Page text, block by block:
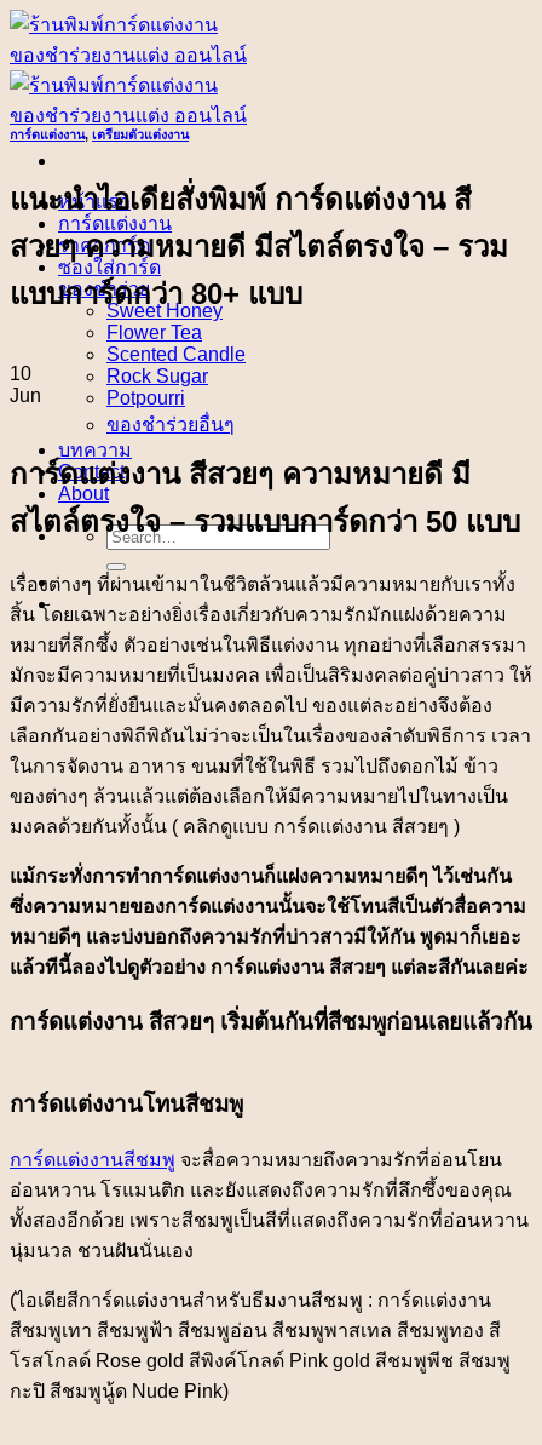
Skip
content
หน้าแรก
การ์ดแต่งงาน
ราคาการ์ด
ซองใส่การ์ด
ของชำร่วย
Sweet Honey
Flower Tea
Scented Candle
Rock Sugar
Potpourri
ของชำร่วยอื่นๆ
บทความ
Contact
About
Search
for:
การ์ดแต่งงาน, เตรียมตัวแต่งงาน
แนะนำไอเดียสั่งพิมพ์ การ์ดแต่งงาน สี
สวยๆ ความหมายดี มีสไตล์ตรงใจ – รวม
แบบการ์ดกว่า 80+ แบบ
10
Jun
การ์ดแต่งงาน สีสวยๆ ความหมายดี มี
สไตล์ตรงใจ – รวมแบบการ์ดกว่า 50 แบบ
เรื่องต่างๆ ที่ผ่านเข้ามาในชีวิตล้วนแล้วมีความหมายกับเราทั้ง
สิ้น โดยเฉพาะอย่างยิ่งเรื่องเกี่ยวกับความรักมักแฝงด้วยความ
หมายที่ลึกซึ้ง ตัวอย่างเช่นในพิธีแต่งงาน ทุกอย่างที่เลือกสรรมา
มักจะมีความหมายที่เป็นมงคล เพื่อเป็นสิริมงคลต่อคู่บ่าวสาว ให้
มีความรักที่ยั่งยืนและมั่นคงตลอดไป ของแต่ละอย่างจึงต้อง
เลือกกันอย่างพิถีพิถันไม่ว่าจะเป็นในเรื่องของลำดับพิธีการ เวลา
ในการจัดงาน อาหาร ขนมที่ใช้ในพิธี รวมไปถึงดอกไม้ ข้าว
ของต่างๆ ล้วนแล้วแต่ต้องเลือกให้มีความหมายไปในทางเป็น
มงคลด้วยกันทั้งนั้น ( คลิกดูแบบ การ์ดแต่งงาน สีสวยๆ )
แม้กระทั่งการทำการ์ดแต่งงานก็แฝงความหมายดีๆ ไว้เช่นกัน
ซึ่งความหมายของการ์ดแต่งงานนั้นจะใช้โทนสีเป็นตัวสื่อความ
หมายดีๆ และบ่งบอกถึงความรักที่บ่าวสาวมีให้กัน พูดมาก็เยอะ
แล้วทีนี้ลองไปดูตัวอย่าง การ์ดแต่งงาน สีสวยๆ แต่ละสีกันเลยค่ะ
การ์ดแต่งงาน สีสวยๆ เริ่มต้นกันที่สีชมพูก่อนเลยแล้วกัน
การ์ดแต่งงานโทนสีชมพู
การ์ดแต่งงานสีชมพู จะสื่อความหมายถึงความรักที่อ่อนโยน
อ่อนหวาน โรแมนติก และยังแสดงถึงความรักที่ลึกซึ้งของคุณ
ทั้งสองอีกด้วย เพราะสีชมพูเป็นสีที่แสดงถึงความรักที่อ่อนหวาน
นุ่มนวล ชวนฝันนั่นเอง
(ไอเดียสีการ์ดแต่งงานสำหรับธีมงานสีชมพู : การ์ดแต่งงาน
สีชมพูเทา สีชมพูฟ้า สีชมพูอ่อน สีชมพูพาสเทล สีชมพูทอง สี
โรสโกลด์ Rose gold สีพิงค์โกลด์ Pink gold สีชมพูพีช สีชมพู
กะปิ สีชมพูนู้ด Nude Pink)